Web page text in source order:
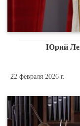
Юрий
22 февраля 2026 г.